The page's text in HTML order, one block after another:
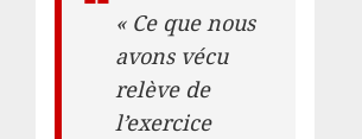
« Ce que nous
avons vécu
relève de
l’exercice